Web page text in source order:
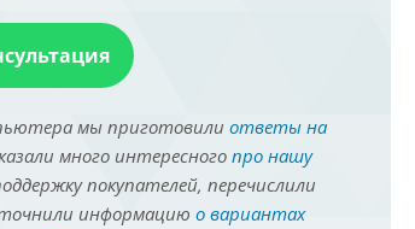
мы приготовили ответы на
много интересного про нашу
покупателей, перечислили
информацию о вариантах